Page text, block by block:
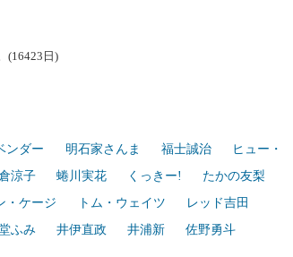
(16423日)
ンダー 明石家さんま 福士誠治
ヒュー・
涼子 蜷川実花 くっきー!
たかの友梨
・ケージ トム・ウェイツ
レッド吉田
ふみ 井伊直政 井浦新
佐野勇斗